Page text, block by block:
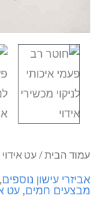
עמוד הבית/ עט אידוי
אביזרי עישון נוספים,
מבצעים חמים, עט